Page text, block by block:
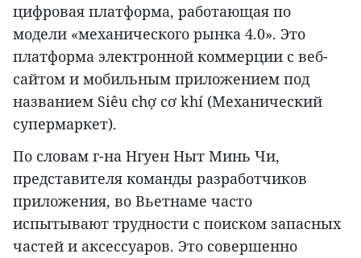
цифровая платформа, работающая по
модели «механического рынка 4.0». Это
платформа электронной коммерции с веб-
сайтом и мобильным приложением под
названием Siêu chợ cơ khí (Механический
супермаркет).
По словам г-на Нгуен Ныт Минь Чи,
представителя команды разработчиков
приложения, во Вьетнаме часто
испытывают трудности с поиском запасных
частей и аксессуаров. Это совершенно